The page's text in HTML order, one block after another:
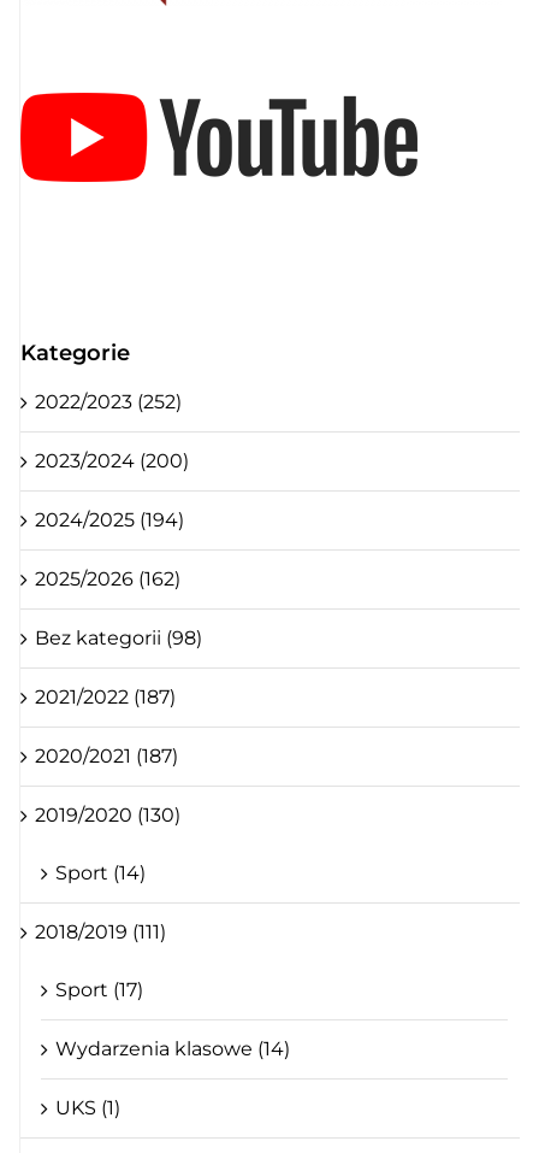
Kategorie
2022/2023 (252)
2023/2024 (200)
2024/2025 (194)
2025/2026 (162)
Bez kategorii (98)
2021/2022 (187)
2020/2021 (187)
2019/2020 (130)
Sport (14)
2018/2019 (111)
Sport (17)
Wydarzenia klasowe (14)
UKS (1)